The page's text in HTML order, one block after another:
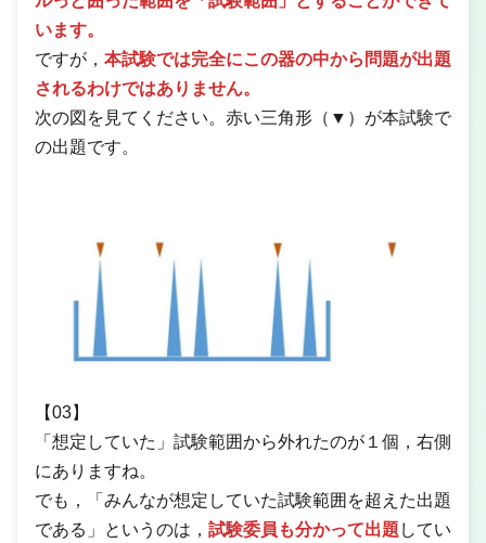
います。
ですが， 本試験では完全にこの器の中から問題が出題
されるわけではありません。
次の図を見てください。赤い三角形（▼）が本試験で
の出題です。
【03】
「想定していた」試験範囲から外れたのが１個，右側
にありますね。
でも，「みんなが想定していた試験範囲を超えた出題
である」というのは， 試験委員も分かって出題 してい